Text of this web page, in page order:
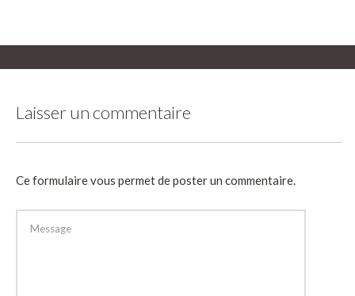
Laisser un commentaire
Ce formulaire vous permet de poster un commentaire.